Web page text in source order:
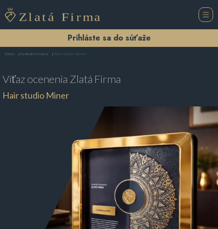
Prihláste sa do súťaže
Domov Kaderníctvo Trnava Hair studio Miner
Víťaz ocenenia Zlatá Firma
Hair studio Miner